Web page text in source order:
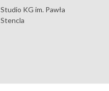
Studio KG im. Pawła
Stencla